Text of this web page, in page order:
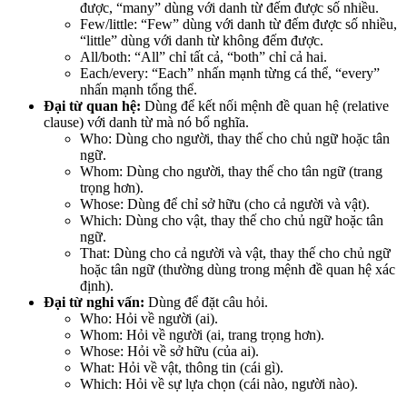
được, “many” dùng với danh từ đếm được số nhiều.
Few/little: “Few” dùng với danh từ đếm được số nhiều,
“little” dùng với danh từ không đếm được.
All/both: “All” chỉ tất cả, “both” chỉ cả hai.
Each/every: “Each” nhấn mạnh từng cá thể, “every”
nhấn mạnh tổng thể.
Đại từ quan hệ: Dùng để kết nối mệnh đề quan hệ (relative
clause) với danh từ mà nó bổ nghĩa.
Who: Dùng cho người, thay thế cho chủ ngữ hoặc tân
ngữ.
Whom: Dùng cho người, thay thế cho tân ngữ (trang
trọng hơn).
Whose: Dùng để chỉ sở hữu (cho cả người và vật).
Which: Dùng cho vật, thay thế cho chủ ngữ hoặc tân
ngữ.
That: Dùng cho cả người và vật, thay thế cho chủ ngữ
hoặc tân ngữ (thường dùng trong mệnh đề quan hệ xác
định).
Đại từ nghi vấn: Dùng để đặt câu hỏi.
Who: Hỏi về người (ai).
Whom: Hỏi về người (ai, trang trọng hơn).
Whose: Hỏi về sở hữu (của ai).
What: Hỏi về vật, thông tin (cái gì).
Which: Hỏi về sự lựa chọn (cái nào, người nào).